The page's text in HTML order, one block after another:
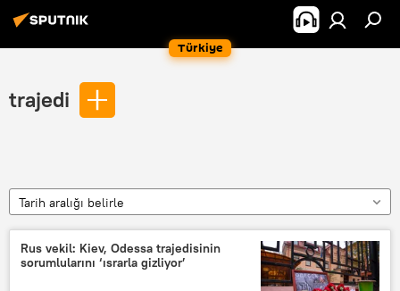
Türkiye
trajedi
Tarih aralığı belirle
Rus vekil: Kiev, Odessa trajedisinin
sorumlularını ‘ısrarla gizliyor’